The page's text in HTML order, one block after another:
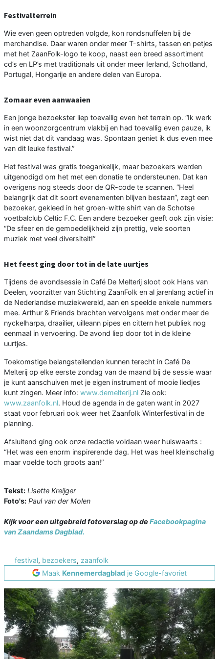
Festivalterrein
Wie even geen optreden volgde, kon rondsnuffelen bij de
merchandise. Daar waren onder meer T-shirts, tassen en petjes
met het ZaanFolk-logo te koop, naast een breed assortiment
cd’s en LP’s met traditionals uit onder meer Ierland, Schotland,
Portugal, Hongarije en andere delen van Europa.
Zomaar even aanwaaien
Een jonge bezoekster liep toevallig even het terrein op. “Ik werk
in een woonzorgcentrum vlakbij en had toevallig even pauze, ik
wist niet dat dit vandaag was. Spontaan geniet ik dus even mee
van dit leuke festival.”
Het festival was gratis toegankelijk, maar bezoekers werden
uitgenodigd om het met een donatie te ondersteunen. Dat kan
overigens nog steeds door de QR-code te scannen. “Heel
belangrijk dat dit soort evenementen blijven bestaan”, zegt een
bezoeker, gekleed in het groen-witte shirt van de Schotse
voetbalclub Celtic F.C. Een andere bezoeker geeft ook zijn visie:
“De sfeer en de gemoedelijkheid zijn prettig, vele soorten
muziek met veel diversiteit!”
Het feest ging door tot in de late uurtjes
Tijdens de avondsessie in Café De Melterij sloot ook Hans van
Deelen, voorzitter van Stichting ZaanFolk en al jarenlang actief in
de Nederlandse muziekwereld, aan en speelde enkele nummers
mee. Arthur & Friends brachten vervolgens met onder meer de
nyckelharpa, draailier, uilleann pipes en cittern het publiek nog
eenmaal in vervoering. De avond liep door tot in de kleine
uurtjes.
Toekomstige belangstellenden kunnen terecht in Café De
Melterij op elke eerste zondag van de maand bij de sessie waar
je kunt aanschuiven met je eigen instrument of mooie liedjes
kunt zingen. Meer info: www.demelterij.nl Zie ook:
www.zaanfolk.nl. Houd de agenda in de gaten want in 2027
staat voor februari ook weer het Zaanfolk Winterfestival in de
planning.
Afsluitend ging ook onze redactie voldaan weer huiswaarts :
“Het was een enorm inspirerende dag. Het was heel kleinschalig
maar voelde toch groots aan!”
Tekst: Lisette Kreijger
Foto's: Paul van der Molen
Kijk voor een uitgebreid fotoverslag op de Facebookpagina
van Zaandams Dagblad.
festival, bezoekers, zaanfolk
Maak Kennemerdagblad je Google-favoriet